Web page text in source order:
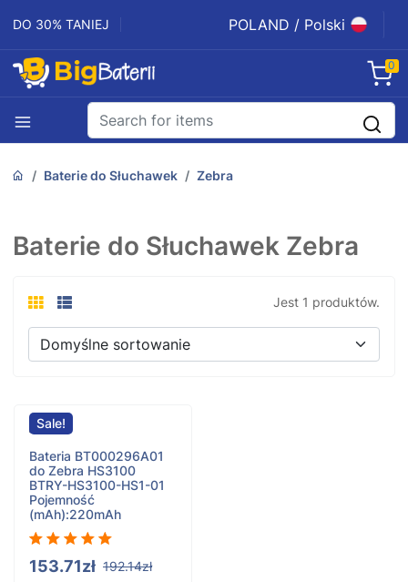
DO 30% TANIEJ POLAND / Polski
0
Baterie do Słuchawek Zebra
Baterie do Słuchawek Zebra
Jest 1 produktów.
Sale!
Bateria BT000296A01
do Zebra HS3100
BTRY-HS3100-HS1-01
Pojemność
(mAh):220mAh
153.71zł 192.14zł